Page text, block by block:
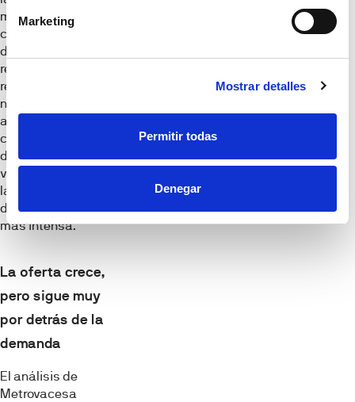
Marketing
Mostrar detalles
Permitir todas
Denegar
mayor
concentración de
demanda turística y
residencial, y
refuerza la
necesidad de
aumentar la
capacidad efectiva
de generación de
vivienda allí donde
la presión
demográfica es
más intensa.
La oferta crece,
pero sigue muy
por detrás de la
demanda
El análisis de
Metrovacesa